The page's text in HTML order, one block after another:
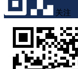
关注